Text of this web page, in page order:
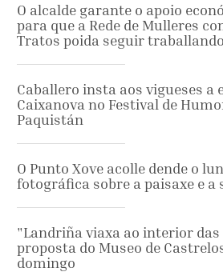
O alcalde garante o apoio
para que a Rede de Mulleres
Tratos poida seguir
Caballero insta aos vigueses a
Caixanova no Festival de
Paquistán
O Punto Xove acolle dende o
fotográfica sobre a paisaxe e a
"Landriña viaxa ao interior das
proposta do Museo de
domingo